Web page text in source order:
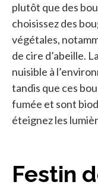
plutôt que des
choisissez des
végétales,
de cire d’abeille.
nuisible à
tandis que ces
fumée et sont
éteignez les
Festin